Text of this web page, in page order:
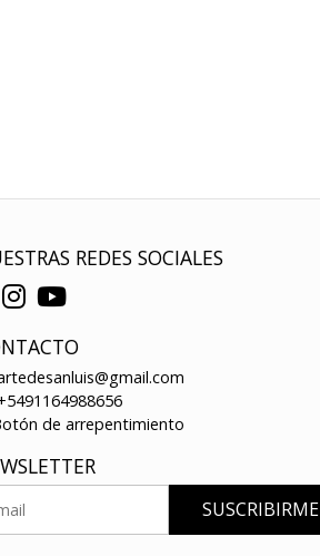
REDES SOCIALES
de arrepentimiento
SUSCRIBIRME